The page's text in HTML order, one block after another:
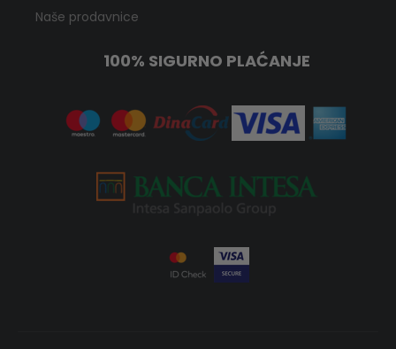
Naše prodavnice
100% SIGURNO PLAĆANJE